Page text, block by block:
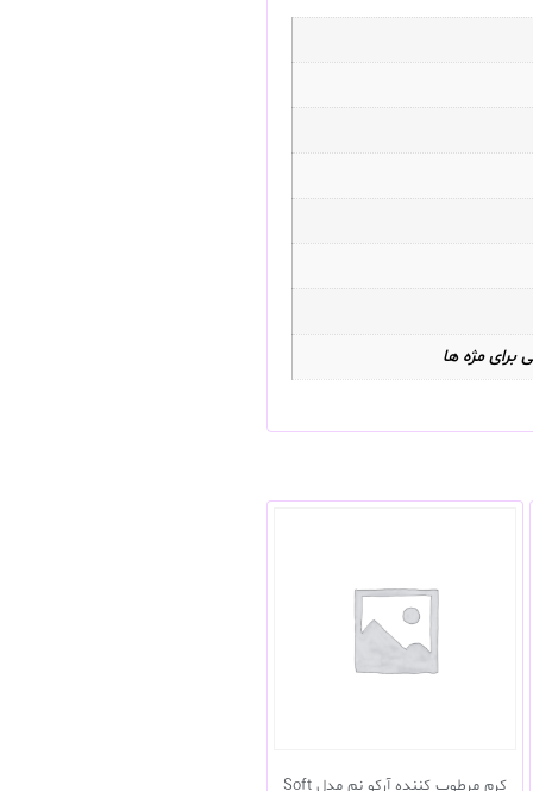
برای مژه ها
کرم مرطوب کننده آرکو نم مدل Soft